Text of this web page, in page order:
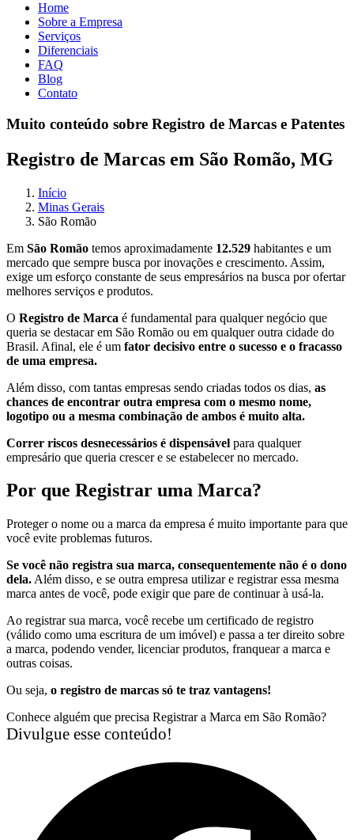
Home
Sobre a Empresa
Serviços
Diferenciais
FAQ
Blog
Contato
Muito conteúdo sobre Registro de Marcas e Patentes
Registro de Marcas em São Romão, MG
Início
Minas Gerais
São Romão
Em São Romão temos aproximadamente 12.529 habitantes e um
mercado que sempre busca por inovações e crescimento. Assim,
exige um esforço constante de seus empresários na busca por ofertar
melhores serviços e produtos.
O Registro de Marca é fundamental para qualquer negócio que
queria se destacar em São Romão ou em qualquer outra cidade do
Brasil. Afinal, ele é um fator decisivo entre o sucesso e o fracasso
de uma empresa.
Além disso, com tantas empresas sendo criadas todos os dias, as
chances de encontrar outra empresa com o mesmo nome,
logotipo ou a mesma combinação de ambos é muito alta.
Correr riscos desnecessários é dispensável para qualquer
empresário que queria crescer e se estabelecer no mercado.
Por que Registrar uma Marca?
Proteger o nome ou a marca da empresa é muito importante para que
você evite problemas futuros.
Se você não registra sua marca, consequentemente não é o dono
dela. Além disso, e se outra empresa utilizar e registrar essa mesma
marca antes de você, pode exigir que pare de continuar à usá-la.
Ao registrar sua marca, você recebe um certificado de registro
(válido como uma escritura de um imóvel) e passa a ter direito sobre
a marca, podendo vender, licenciar produtos, franquear a marca e
outras coisas.
Ou seja, o registro de marcas só te traz vantagens!
Conhece alguém que precisa Registrar a Marca em São Romão?
Divulgue esse conteúdo!